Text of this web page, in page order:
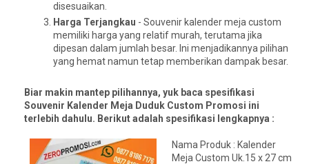
disesuaikan.
Harga Terjangkau - Souvenir kalender meja custom
memiliki harga yang relatif murah, terutama jika
dipesan dalam jumlah besar. Ini menjadikannya pilihan
yang hemat namun tetap memberikan dampak besar.
Biar makin mantep pilihannya, yuk baca spesifikasi
Souvenir Kalender Meja Duduk Custom Promosi ini
terlebih dahulu. Berikut adalah spesifikasi lengkapnya :
Nama Produk : Kalender
Meja Custom Uk.15 x 27 cm